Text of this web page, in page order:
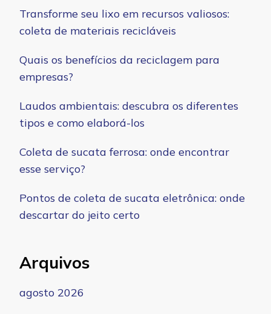
Transforme seu lixo em recursos valiosos:
coleta de materiais recicláveis
Quais os benefícios da reciclagem para
empresas?
Laudos ambientais: descubra os diferentes
tipos e como elaborá-los
Coleta de sucata ferrosa: onde encontrar
esse serviço?
Pontos de coleta de sucata eletrônica: onde
descartar do jeito certo
Arquivos
agosto 2026